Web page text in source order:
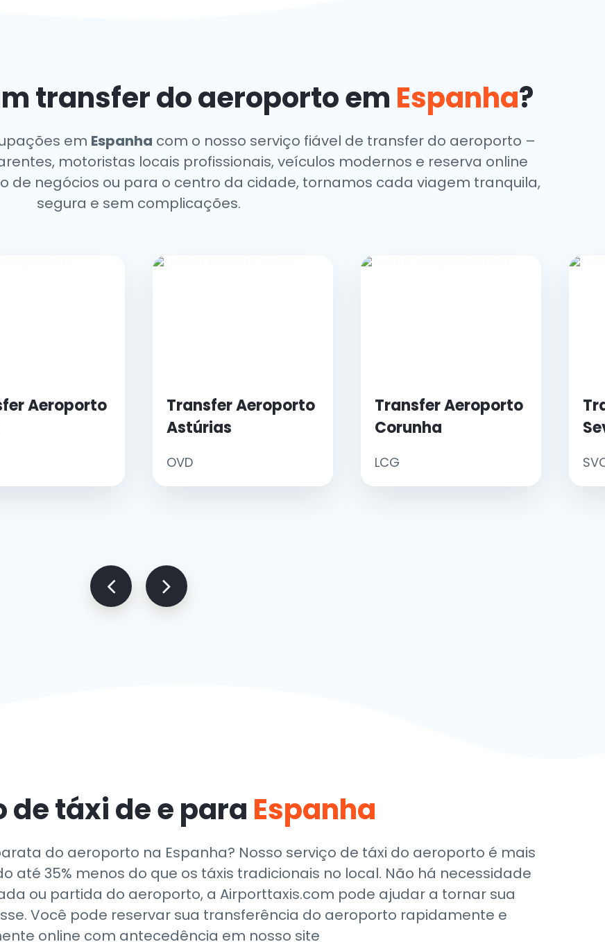
transfer do aeroporto em Espanha?
em Espanha com o nosso serviço fiável de transfer do aeroporto –
motoristas locais profissionais, veículos modernos e reserva online
de negócios ou para o centro da cidade, tornamos cada viagem tranquila,
segura e sem complicações.
Aeroporto
Transfer Aeroporto
Astúrias
OVD
Transfer Aeroporto
Corunha
LCG
de táxi de e para Espanha
do aeroporto na Espanha? Nosso serviço de táxi do aeroporto é mais
até 35% menos do que os táxis tradicionais no local. Não há necessidade
ou partida do aeroporto, a Airporttaxis.com pode ajudar a tornar sua
Você pode reservar sua transferência do aeroporto rapidamente e
online com antecedência em nosso site